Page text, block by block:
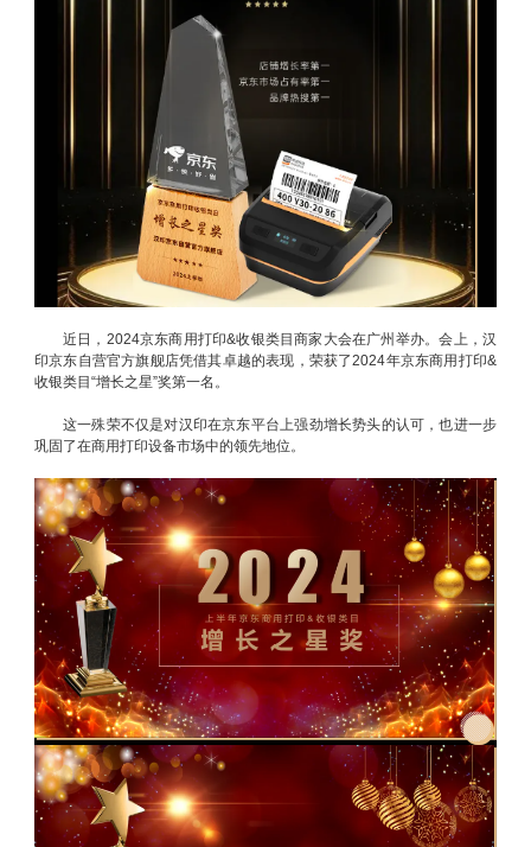
近日，2024京东商用打印&收银类目商家大会在广州举办。会上，汉
印京东自营官方旗舰店凭借其卓越的表现，荣获了2024年京东商用打印&
收银类目“增长之星”奖第一名。
这一殊荣不仅是对汉印在京东平台上强劲增长势头的认可，也进一步
巩固了在商用打印设备市场中的领先地位。